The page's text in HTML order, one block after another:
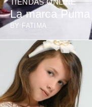
TIENDAS ONLINE
La marca
BY FATIMA